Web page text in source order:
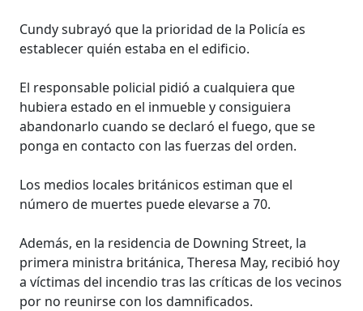
Cundy subrayó que la prioridad de la Policía es
establecer quién estaba en el edificio.
El responsable policial pidió a cualquiera que
hubiera estado en el inmueble y consiguiera
abandonarlo cuando se declaró el fuego, que se
ponga en contacto con las fuerzas del orden.
Los medios locales británicos estiman que el
número de muertes puede elevarse a 70.
Además, en la residencia de Downing Street, la
primera ministra británica, Theresa May, recibió hoy
a víctimas del incendio tras las críticas de los vecinos
por no reunirse con los damnificados.